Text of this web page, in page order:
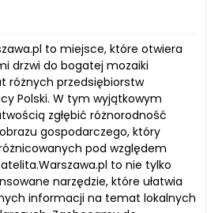
to miejsce, które otwiera
drzwi do bogatej mozaiki
różnych przedsiębiorstw
Polski. W tym wyjątkowym
zgłębić różnorodność
gospodarczego, który
pod względem
to nie tylko
narzędzie, które ułatwia
informacji na temat lokalnych